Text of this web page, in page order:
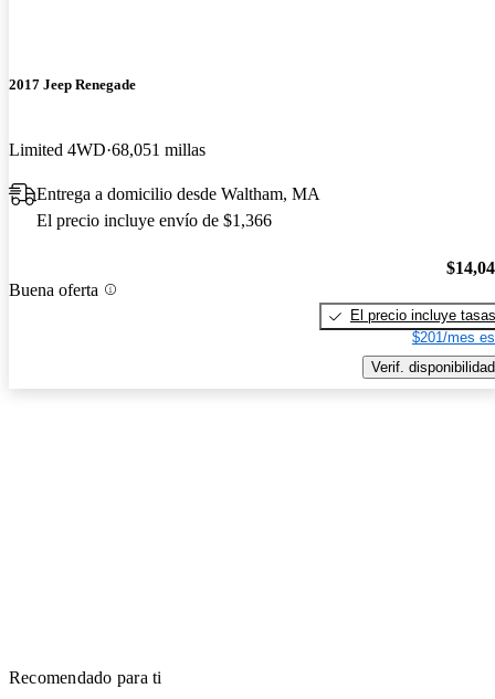
2017 Jeep Renegade
Limited 4WD 68,051 millas
Entrega a domicilio desde Waltham, MA
El precio incluye envío de $1,366
Buena oferta
El precio incluye tasas
$201/mes
Verif. disponibilidad
Recomendado para ti